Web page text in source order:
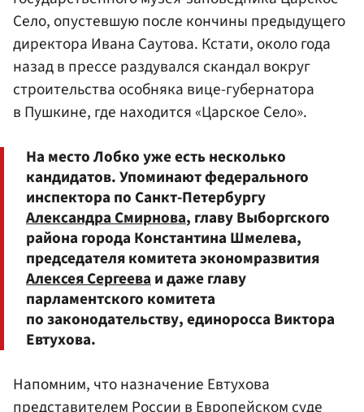
Село, опустевшую после кончины предыдущего
директора Ивана Саутова. Кстати, около года
назад в прессе раздувался скандал вокруг
строительства особняка вице-губернатора
в Пушкине, где находится «Царское Село».
На место Лобко уже есть несколько
кандидатов. Упоминают федерального
инспектора по Санкт-Петербургу
Александра Смирнова, главу Выборгского
района города Константина Шмелева,
председателя комитета экономразвития
Алексея Сергеева и даже главу
парламентского комитета
по законодательству, единоросса Виктора
Евтухова.
Напомним, что назначение Евтухова
представителем России вЕвропейском суде